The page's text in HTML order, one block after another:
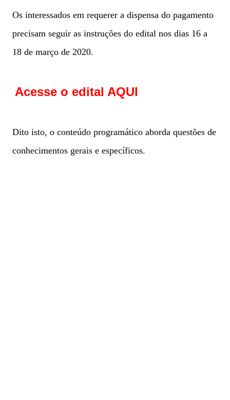
Os interessados em requerer a dispensa do pagamento
precisam seguir as instruções do edital nos dias 16 a
18 de março de 2020.
Acesse o edital AQUI
Dito isto, o conteúdo programático aborda questões de
conhecimentos gerais e específicos.